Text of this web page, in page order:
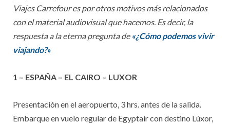
Viajes Carrefour es por otros motivos más relacionados
con el material audiovisual que hacemos. Es decir, la
respuesta a la eterna pregunta de «¿Cómo podemos vivir
viajando?»
1 – ESPAÑA – EL CAIRO – LUXOR
Presentación en el aeropuerto, 3 hrs. antes de la salida.
Embarque en vuelo regular de Egyptair con destino Lúxor,